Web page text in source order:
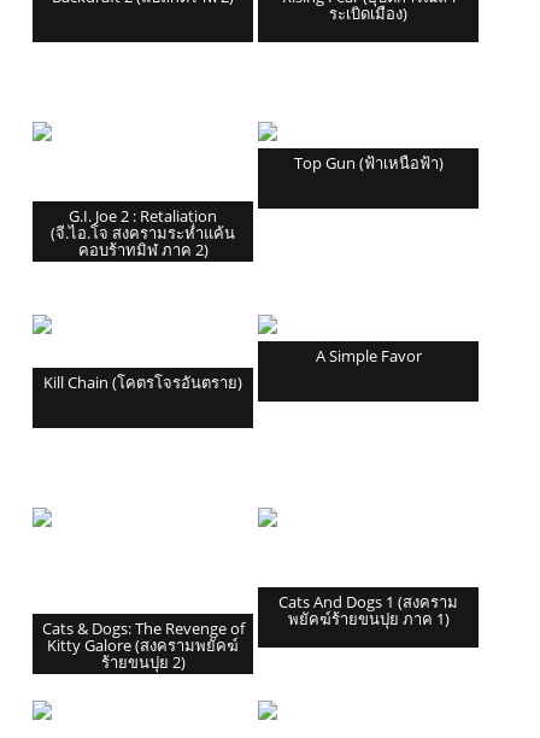
ระเบิดเมือง)
G.I. Joe 2 : Retaliation
(จี.ไอ.โจ สงครามระห่ำแค้น
คอบร้าทมิฬ ภาค 2)
Top Gun (ฟ้าเหนือฟ้า)
Kill Chain (โคตรโจรอันตราย)
A Simple Favor
Cats & Dogs: The Revenge of
Kitty Galore (สงครามพยัคฆ์
ร้ายขนปุย 2)
Cats And Dogs 1 (สงคราม
พยัคฆ์ร้ายขนปุย ภาค 1)